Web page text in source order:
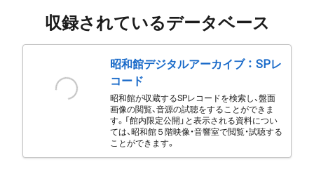
収録されているデータベース
昭和館デジタルアーカイブ ： SPレ
コード
昭和館が収蔵するSPレコードを検索し、盤面
画像の閲覧、音源の試聴をすることができま
す。「館内限定公開」と表示される資料につい
ては、昭和館５階映像・音響室で閲覧・試聴する
ことができます。